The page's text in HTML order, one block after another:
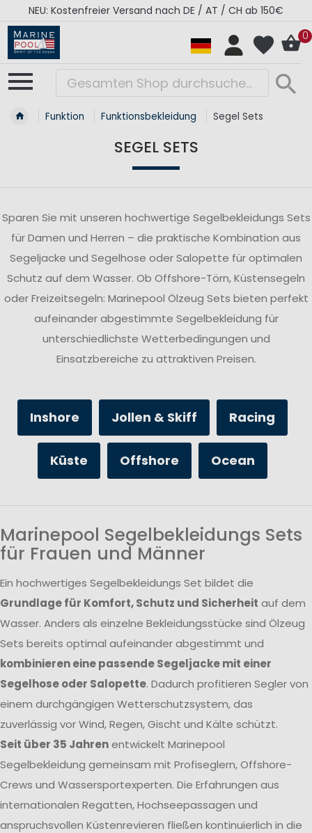
RÉGATES ROYALES Kollektion - Super Sale
0
Funktion Funktionsbekleidung Segel Sets
SEGEL SETS
Sparen Sie mit unseren hochwertige Segelbekleidungs Sets
für Damen und Herren – die praktische Kombination aus
Segeljacke und Segelhose oder Salopette für optimalen
Schutz auf dem Wasser. Ob Offshore-Törn, Küstensegeln
oder Freizeitsegeln: Marinepool Ölzeug Sets bieten perfekt
aufeinander abgestimmte Segelbekleidung für
unterschiedlichste Wetterbedingungen und
Einsatzbereiche zu attraktiven Preisen.
Inshore Jollen & Skiff Racing
Küste Offshore Ocean
Marinepool Segelbekleidungs Sets
für Frauen und Männer
Ein hochwertiges Segelbekleidungs Set bildet die
Grundlage für Komfort, Schutz und Sicherheit auf dem
Wasser. Anders als einzelne Bekleidungsstücke sind Ölzeug
Sets bereits optimal aufeinander abgestimmt und
kombinieren eine passende Segeljacke mit einer
Segelhose oder Salopette. Dadurch profitieren Segler von
einem durchgängigen Wetterschutzsystem, das
zuverlässig vor Wind, Regen, Gischt und Kälte schützt.
Seit über 35 Jahrenentwickelt Marinepool
Segelbekleidung gemeinsam mit Profiseglern, Offshore-
Crews und Wassersportexperten. Die Erfahrungen aus
internationalen Regatten, Hochseepassagen und
anspruchsvollen Küstenrevieren fließen kontinuierlich in die